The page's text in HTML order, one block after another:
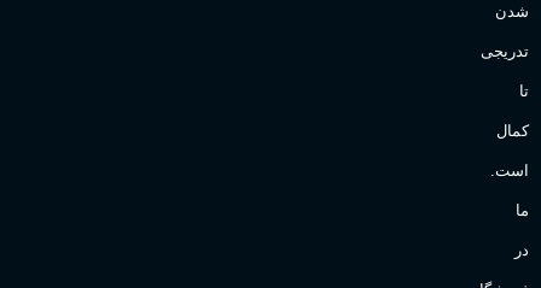
شدن
تدریجی
تا
کمال
است.
ما
در